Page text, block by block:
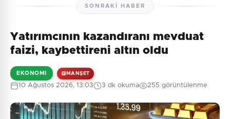
SONRAKI HABER
Yatırımcının kazandıranı mevduat
faizi, kaybettireni altın oldu
EKONOMI MANŞET
10 Ağustos 2026, 13:03 3 dk okuma 255 görüntülenme